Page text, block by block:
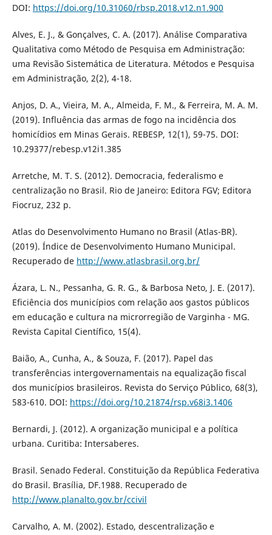
DOI: https://doi.org/10.31060/rbsp.2018.v12.n1.900
Alves, E. J., & Gonçalves, C. A. (2017). Análise Comparativa
Qualitativa como Método de Pesquisa em Administração:
uma Revisão Sistemática de Literatura. Métodos e Pesquisa
em Administração, 2(2), 4-18.
Anjos, D. A., Vieira, M. A., Almeida, F. M., & Ferreira, M. A. M.
(2019). Influência das armas de fogo na incidência dos
homicídios em Minas Gerais. REBESP, 12(1), 59-75. DOI:
10.29377/rebesp.v12i1.385
Arretche, M. T. S. (2012). Democracia, federalismo e
centralização no Brasil. Rio de Janeiro: Editora FGV; Editora
Fiocruz, 232 p.
Atlas do Desenvolvimento Humano no Brasil (Atlas-BR).
(2019). Índice de Desenvolvimento Humano Municipal.
Recuperado de http://www.atlasbrasil.org.br/
Ázara, L. N., Pessanha, G. R. G., & Barbosa Neto, J. E. (2017).
Eficiência dos municípios com relação aos gastos públicos
em educação e cultura na microrregião de Varginha - MG.
Revista Capital Científico, 15(4).
Baião, A., Cunha, A., & Souza, F. (2017). Papel das
transferências intergovernamentais na equalização fiscal
dos municípios brasileiros. Revista do Serviço Público, 68(3),
583-610. DOI: https://doi.org/10.21874/rsp.v68i3.1406
Bernardi, J. (2012). A organização municipal e a política
urbana. Curitiba: Intersaberes.
Brasil. Senado Federal. Constituição da República Federativa
do Brasil. Brasília, DF.1988. Recuperado de
http://www.planalto.gov.br/ccivil
Carvalho, A. M. (2002). Estado, descentralização e